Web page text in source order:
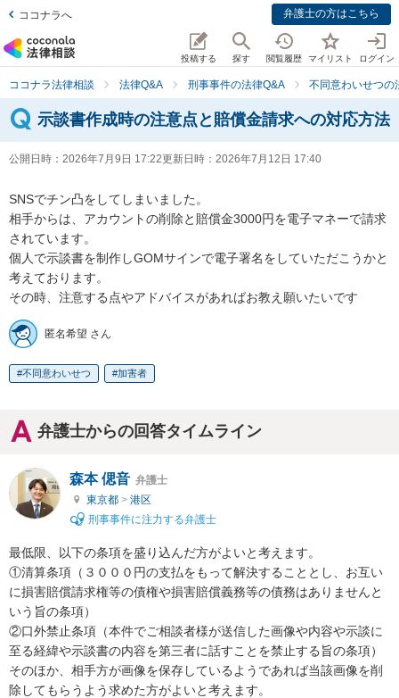
ココナラへ 弁護士の方はこちら
投稿する 探す 閲覧履歴 マイリスト ログイン
ココナラ法律相談 法律Q&A 刑事事件の法律Q&A 不同意わいせつの
示談書作成時の注意点と賠償金請求への対応方法
公開日時： 2026年7月9日 17:22更新日時： 2026年7月12日 17:40
SNSでチン凸をしてしまいました。
相手からは、アカウントの削除と賠償金3000円を電子マネーで請求
されています。
個人で示談書を制作しGOMサインで電子署名をしていただこうかと
考えております。
その時、注意する点やアドバイスがあればお教え願いたいです
匿名希望 さん
不同意わいせつ 加害者
弁護士からの回答タイムライン
森本 偲音 弁護士
東京都 > 港区
刑事事件に注力する弁護士
最低限、以下の条項を盛り込んだ方がよいと考えます。
①清算条項（３０００円の支払をもって解決することとし、お互い
に損害賠償請求権等の債権や損害賠償義務等の債務はありませんと
いう旨の条項）
②口外禁止条項（本件でご相談者様が送信した画像や内容や示談に
至る経緯や示談書の内容を第三者に話すことを禁止する旨の条項）
そのほか、相手方が画像を保存しているようであれば当該画像を削
除してもらうよう求めた方がよいと考えます。